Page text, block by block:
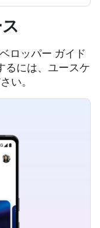
ロッパー ガイド
るには、ユースケ
い。